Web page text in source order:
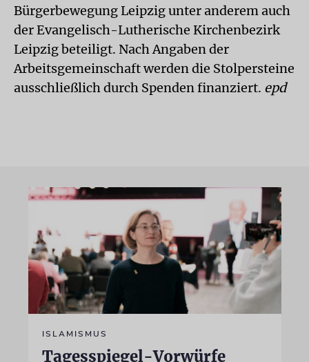
Bürgerbewegung Leipzig unter anderem auch
der Evangelisch-Lutherische Kirchenbezirk
Leipzig beteiligt. Nach Angaben der
Arbeitsgemeinschaft werden die Stolpersteine
ausschließlich durch Spenden finanziert. epd
ISLAMISMUS
Tagesspiegel-Vorwürfe